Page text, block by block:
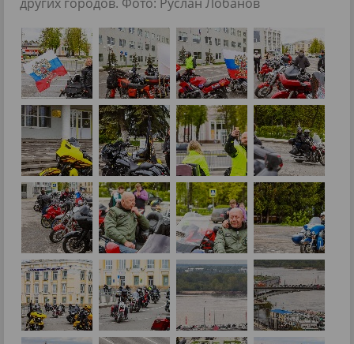
других городов. Фото: Руслан Лобанов